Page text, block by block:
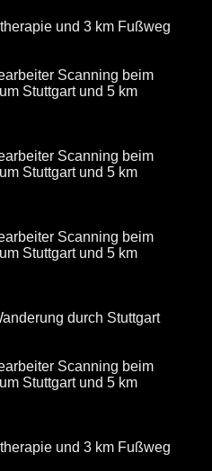
und 3 km Fußweg
Scanning beim
Stuttgart und 5 km
Scanning beim
Stuttgart und 5 km
Scanning beim
Stuttgart und 5 km
durch Stuttgart
Scanning beim
Stuttgart und 5 km
und 3 km Fußweg